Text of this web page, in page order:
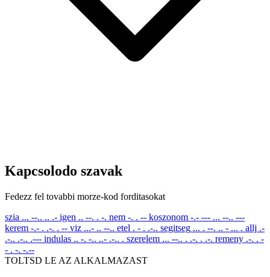
Kapcsolodo szavak
Fedezz fel tovabbi morze-kod forditasokat
szia ... --.. .. .- igen .. --. . -. nem -. . -- koszonom -.- --- ... --.. ---
kerem -.- . .-. . -- viz ...- .. --.. etel . - . .-.. segitseg ... . --. .. - ... . allj .-
.-.. .-.. .--- indulas .. -. -.. ..- .-.. . szerelem ... --.. . .-. . .-. remeny .-. . -
- . -. -.--
TOLTSD LE AZ ALKALMAZAST